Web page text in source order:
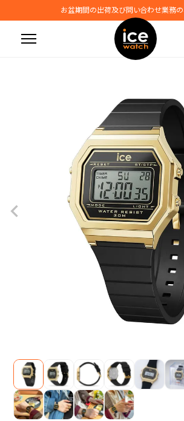
お盆期間の出荷及び問い合わせ業務
地震の影響によるお届けに関するお
無料ギフトラッピングサービス受付